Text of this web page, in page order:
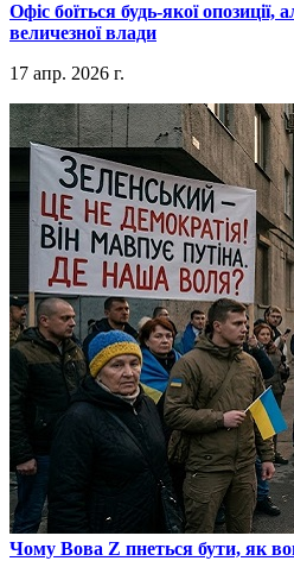
​Офіс боїться будь-якої опозиції,
величезної влади
17 апр. 2026 г.
​Чому Вова Z пнеться бути, як